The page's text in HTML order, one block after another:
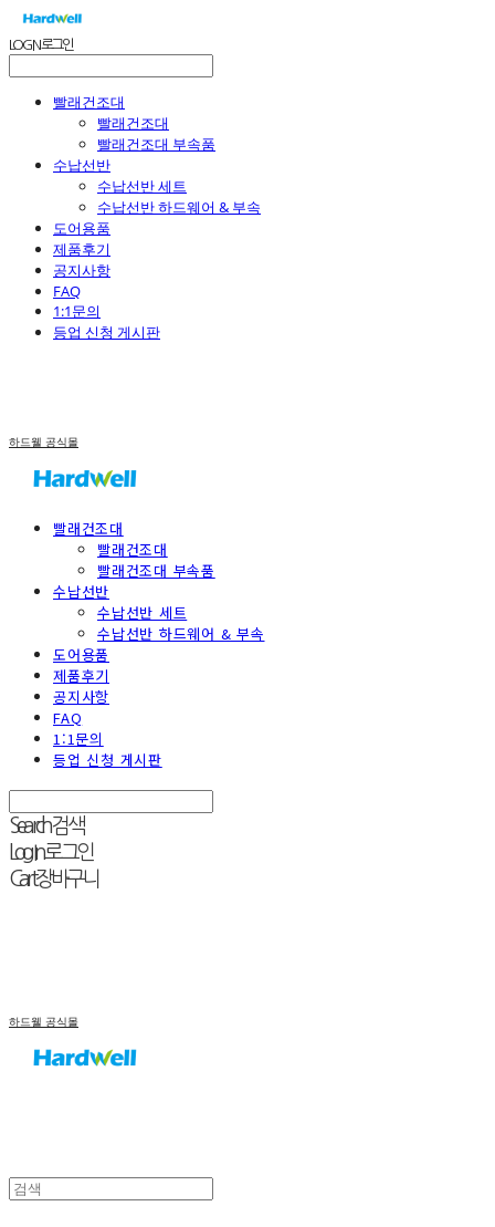
LOG IN로그인
빨래건조대
빨래건조대
빨래건조대 부속품
수납선반
수납선반 세트
수납선반 하드웨어 & 부속
도어용품
제품후기
공지사항
FAQ
1:1문의
등업 신청 게시판
하드웰 공식몰
빨래건조대
빨래건조대
빨래건조대 부속품
수납선반
수납선반 세트
수납선반 하드웨어 & 부속
도어용품
제품후기
공지사항
FAQ
1:1문의
등업 신청 게시판
Search검색
Log In로그인
Cart장바구니
하드웰 공식몰